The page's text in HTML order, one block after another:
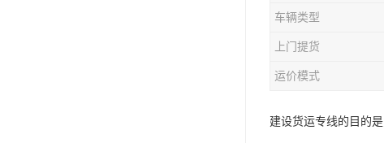
车辆类型
上门提货
运价模式
建设货运专线的目的